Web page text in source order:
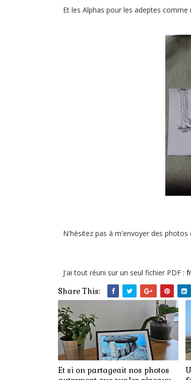
Et les Alphas pour les adeptes comme
N'hésitez pas à m'envoyer des
J'ai tout réuni sur un seul fichier PDF :
Share This:
Et si on partageait nos photos